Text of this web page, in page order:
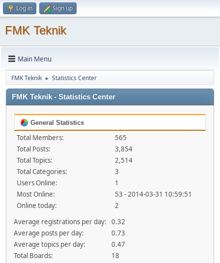
Log in Sign up
FMK Teknik
Main Menu
FMK Teknik ► Statistics Center
FMK Teknik - Statistics Center
General Statistics
Total Members:
565
Total Posts:
3,854
Total Topics:
2,514
Total Categories:
3
Users Online:
1
Most Online:
53 - 2014-03-31 10:59:51
Online today:
2
Average registrations per day:
0.32
Average posts per day:
0.73
Average topics per day:
0.47
Total Boards:
18